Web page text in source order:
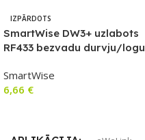
IZPĀRDOTS
SmartWise DW3+ uzlabots
RF433 bezvadu durvju/logu
eWeLink)
SmartWise
6,66 €